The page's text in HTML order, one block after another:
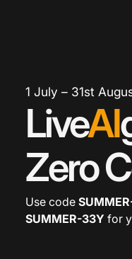
1 July – 31st
LiveAI
Zero
Use code
SUMMER-33Y for